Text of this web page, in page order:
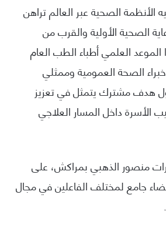
الصحية عبر العالم تراهن
الصحية الأولية والقرب من
العلمي أطباء الطب العام
الصحة العمومية وممثلي
هدف مشترك يتمثل في تعزيز
الأسرة داخل المسار العلاجي
منصور الذهبي بمراكش، على
جامع لمختلف الفاعلين في مجال